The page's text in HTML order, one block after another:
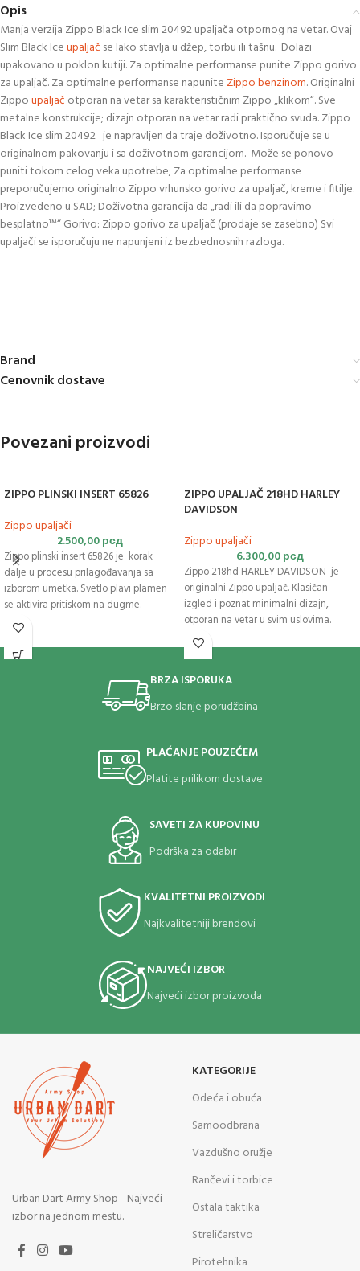
Opis
Manja verzija Zippo Black Ice slim 20492 upaljača otpornog na vetar. Ovaj
Slim Black Iceupaljač se lako stavlja u džep, torbu ili tašnu. Dolazi
upakovano u poklon kutiji. Za optimalne performanse punite Zippo gorivo
za upaljač. Za optimalne performanse napunite Zippo benzinom. Originalni
Zippoupaljač otporan na vetar sa karakterističnim Zippo „klikom“. Sve
metalne konstrukcije; dizajn otporan na vetar radi praktično svuda. Zippo
Black Ice slim 20492 je napravljen da traje doživotno. Isporučuje se u
originalnom pakovanju i sa doživotnom garancijom. Može se ponovo
puniti tokom celog veka upotrebe; Za optimalne performanse
preporučujemo originalno Zippo vrhunsko gorivo za upaljač, kreme i fitilje.
Proizvedeno u SAD; Doživotna garancija da „radi ili da popravimo
besplatno™“ Gorivo: Zippo gorivo za upaljač (prodaje se zasebno) Svi
upaljači se isporučuju ne napunjeni iz bezbednosnih razloga.
Brand
Cenovnik dostave
Povezani proizvodi
ZIPPO PLINSKI INSERT 65826
Zippo upaljači
2.500,00рсд
Zippo plinski insert 65826 je korak
dalje u procesu prilagođavanja sa
izborom umetka. Svetlo plavi plamen
se aktivira pritiskom na dugme.
Umetak sa jednim plamenom nudi
izvor toplote bez mirisa koji traje duže
nego ranije i ima garanciju najbolju u
kolekcija upaljača. Uključujući ovu
opciju jodnog plamena,dizajniranje
optimalne performanse napunite
ZIPPO UPALJAČ 218HD HARLEY
DAVIDSON
Zippo upaljači
6.300,00рсд
Zippo 218hd HARLEY DAVIDSON je
originalni Zippo upaljač. Klasičan
izgled i poznat minimalni dizajn,
otporan na vetar u svim uslovima.
BRZA ISPORUKA
Brzo slanje porudžbina
PLAĆANJE POUZEĆEM
Platite prilikom dostave
SAVETI ZA KUPOVINU
Podrška za odabir
KVALITETNI PROIZVODI
Najkvalitetniji brendovi
NAJVEĆI IZBOR
Najveći izbor proizvoda
Urban Dart Army Shop - Najveći
izbor na jednom mestu.
KATEGORIJE
Odeća i obuća
Samoodbrana
Vazdušno oružje
Rančevi i torbice
Ostala taktika
Streličarstvo
Pirotehnika